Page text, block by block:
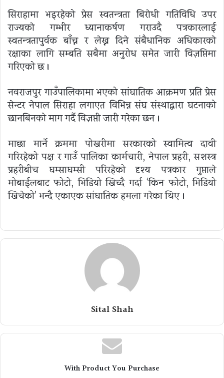
सिराहामा भइरहेको प्रेस स्वतन्त्रता बिराेधी गतिविधि उपर
राज्यकाे गम्भीर ध्यानाकर्षण गराउदै पत्रकारलाई
स्वतन्त्रतापुर्वक बाँच्न र लेख्न दिने संबैधानिक अधिकारकाे
रक्षाका लागि सम्बन्धित सबैमा अनुरोध समेत जारी विज्ञप्तिमा
गरिएको छ ।
नवराजपुर गाउँपालिकामा भएको सांघातिक आक्रमण प्रति प्रेस
सेन्टर नेपाल सिराहा लगाएत विभिन्न संघ संस्थाद्वारा घटनाको
छानबिनको माग गर्दै विज्ञप्ती जारी गरेका छन ।
माछा मार्ने क्रममा पोखरीमा सरकारको स्वामित्व दावी
गरिरहेको पक्ष र गाउँ पालिका कार्मचारी, नेपाल प्रहरी, सशस्त्र
प्रहरीबीच घम्साघम्सी परिरहेको दृश्य पत्रकार गुप्ताले
मोबाईलबाट फोटो, भिडियो खिच्दै गर्दा ‘किन फोटो, भिडियो
खिचेको’ भन्दै एकाएक सांघातिक हमला गरेका थिए ।
Sital Shah
With Product You Purchase